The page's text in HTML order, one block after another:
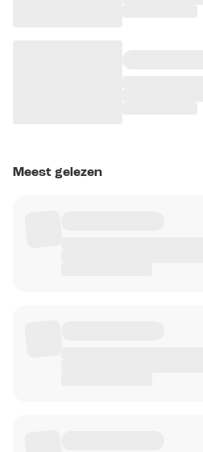
Meest gelezen